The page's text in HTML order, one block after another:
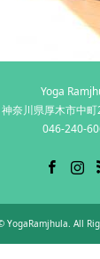
Yoga
奈川県厚木市中
046-240-
YogaRamjhula . All